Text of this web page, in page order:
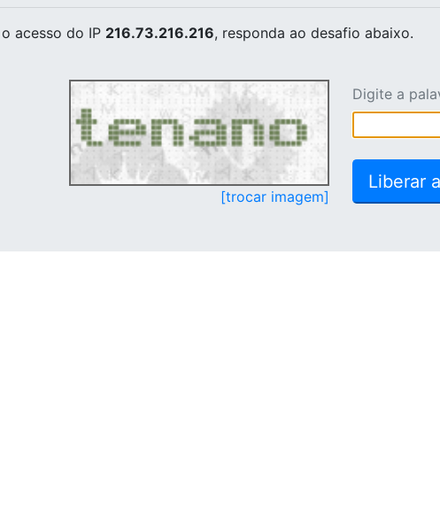
acesso do IP 216.73.216.216, responda ao desafio abaixo.
[trocar imagem]
Digite a